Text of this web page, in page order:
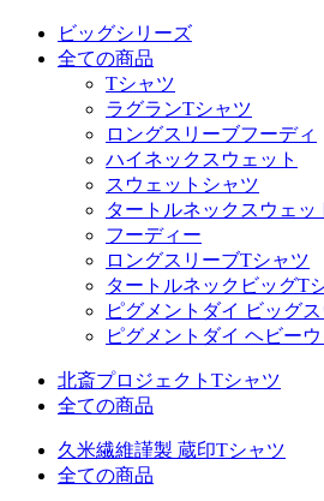
ビッグシリーズ
全ての商品
Tシャツ
ラグランTシャツ
ロングスリーブフーディ
ハイネックスウェット
スウェットシャツ
タートルネックスウェッ
フーディー
ロングスリーブTシャツ
タートルネックビッグT
ピグメントダイ ビッグ
ピグメントダイ ヘビー
北斎プロジェクトTシャツ
全ての商品
久米繊維謹製 蔵印Tシャツ
全ての商品